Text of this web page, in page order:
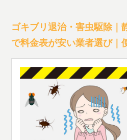
ゴキブリ退治・害虫駆除｜
で料金表が安い業者選び｜